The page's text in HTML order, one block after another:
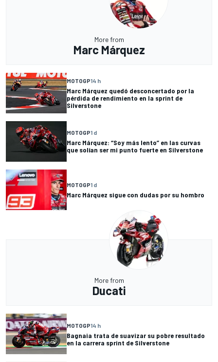
More from
Marc Márquez
MOTOGP14 h
Marc Márquez quedó desconcertado por la
pérdida de rendimiento en la sprint de
Silverstone
MOTOGP1 d
Marc Márquez: “Soy más lento” en las curvas
que solían ser mi punto fuerte en Silverstone
MOTOGP1 d
Marc Márquez sigue con dudas por su hombro
More from
Ducati
MOTOGP14 h
Bagnaia trata de suavizar su pobre resultado
en la carrera sprint de Silverstone